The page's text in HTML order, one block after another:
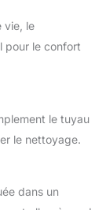
vie, le
pour le confort
le tuyau
le nettoyage.
dans un